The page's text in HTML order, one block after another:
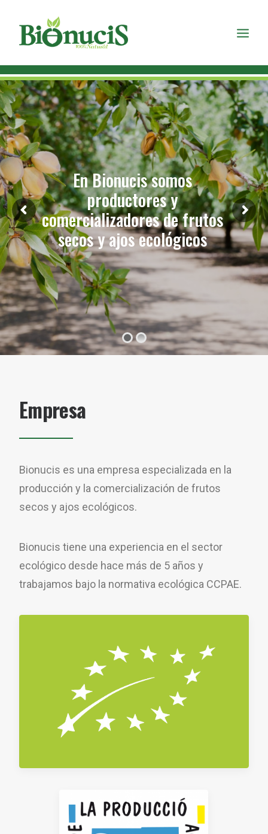
En Bionucis somos
productores y
comercializadores de frutos
secos y ajos ecológicos
Empresa
Bionucis es una empresa especializada en la
producción y la comercialización de frutos
secos y ajos ecológicos.
Bionucis tiene una experiencia en el sector
ecológico desde hace más de 5 años y
trabajamos bajo la normativa ecológica CCPAE.